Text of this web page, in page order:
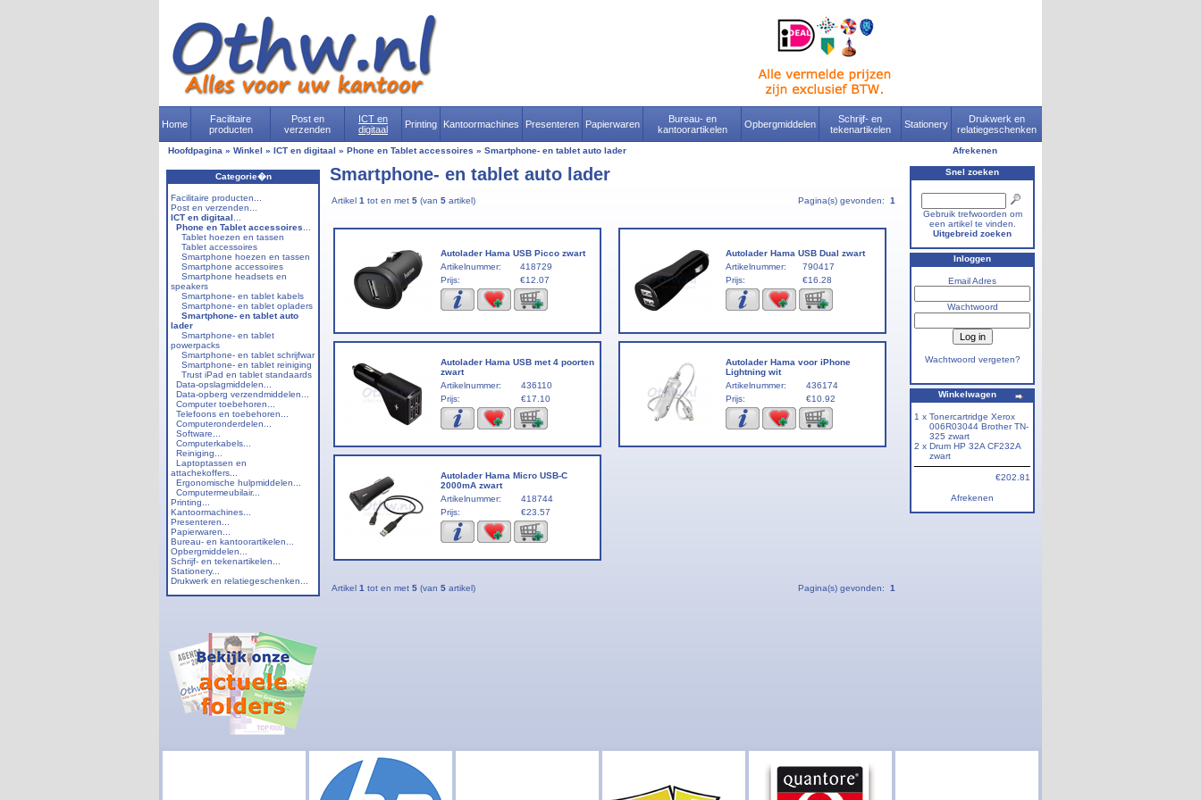
Home
Facilitaire
producten
Post en
verzenden
ICT en
digitaal
Printing Kantoormachines Presenteren Papierwaren
Bureau- en
kantoorartikelen
Opbergmiddelen
Schrijf- en
tekenartikelen
Stationery
Drukwerk en
relatiegeschenken
Hoofdpagina » Winkel » ICT en digitaal » Phone en Tablet accessoires » Smartphone- en tablet auto lader Afrekenen
Categorie�n
Facilitaire producten...
Post en verzenden...
ICT en digitaal
Phone en Tablet accessoires
Tablet hoezen en tassen
Tablet accessoires
Smartphone hoezen en tassen
Smartphone accessoires
Smartphone headsets en
speakers
Smartphone- en tablet kabels
Smartphone- en tablet opladers
Smartphone- en tablet auto
lader
Smartphone- en tablet
powerpacks
Smartphone- en tablet schrijfwar
Smartphone- en tablet reiniging
Trust iPad en tablet standaards
Data-opslagmiddelen...
Data-opberg verzendmiddelen...
Computer toebehoren...
Telefoons en toebehoren...
Computeronderdelen...
Software...
Computerkabels...
Reiniging...
Laptoptassen en
attachekoffers...
Ergonomische hulpmiddelen...
Computermeubilair...
Printing...
Kantoormachines...
Presenteren...
Papierwaren...
Bureau- en kantoorartikelen...
Opbergmiddelen...
Schrijf- en tekenartikelen...
Stationery...
Drukwerk en relatiegeschenken...
Smartphone- en tablet auto lader
Artikel 1 tot en met 5 (van 5 artikel) Pagina(s) gevonden: 1
Autolader Hama USB Picco zwart
Artikelnummer:
418729
Prijs:
€12.07
Autolader Hama USB Dual zwart
Artikelnummer:
790417
Prijs:
€16.28
Autolader Hama USB met 4 poorten
zwart
Artikelnummer:
436110
Prijs:
€17.10
Autolader Hama voor iPhone
Lightning wit
Artikelnummer:
436174
Prijs:
€10.92
Autolader Hama Micro USB-C
2000mA zwart
Artikelnummer:
418744
Prijs:
€23.57
Artikel 1 tot en met 5 (van 5 artikel) Pagina(s) gevonden: 1
Snel zoeken
Gebruik trefwoorden om
een artikel te vinden.
Uitgebreid zoeken
Inloggen
Email Adres
Wachtwoord
Wachtwoord vergeten?
Winkelwagen
1 x Tonercartridge Xerox
006R03044 Brother TN-
325 zwart
2 x Drum HP 32A CF232A
zwart
€202.81
Afrekenen